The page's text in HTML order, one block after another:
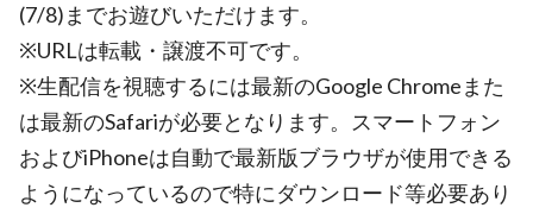
(7/8)までお遊びいただけます。
※URLは転載・譲渡不可です。
※生配信を視聴するには最新のGoogle Chromeまた
は最新のSafariが必要となります。スマートフォン
およびiPhoneは自動で最新版ブラウザが使用できる
ようになっているので特にダウンロード等必要あり